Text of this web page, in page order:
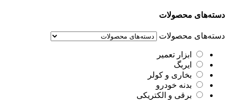
دسته‌های محصولات
دسته‌های محصولات
ابزار تعمیر
ایربگ
بخاری و کولر
بدنه خودرو
برقی و الکتریکی